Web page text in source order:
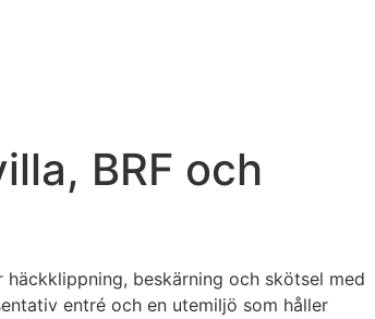
BRF och
beskärning och skötsel med
entré och en utemiljö som håller